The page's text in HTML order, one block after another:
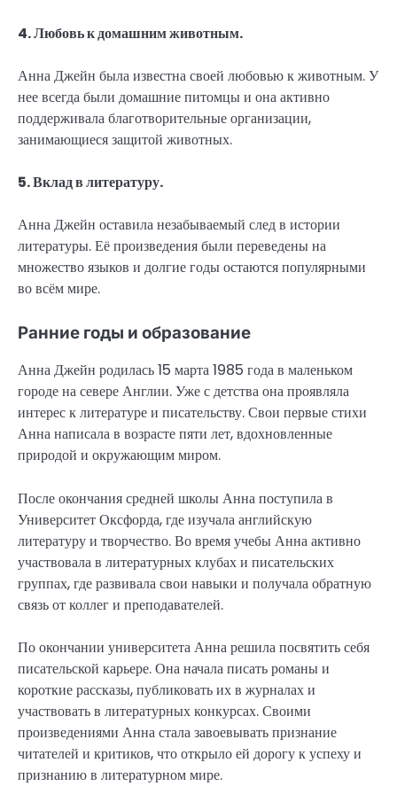
4. Любовь к домашним животным.
Анна Джейн была известна своей любовью к животным. У
нее всегда были домашние питомцы и она активно
поддерживала благотворительные организации,
занимающиеся защитой животных.
5. Вклад в литературу.
Анна Джейн оставила незабываемый след в истории
литературы. Её произведения были переведены на
множество языков и долгие годы остаются популярными
во всём мире.
Ранние годы и образование
Анна Джейн родилась 15 марта 1985 года в маленьком
городе на севере Англии. Уже с детства она проявляла
интерес к литературе и писательству. Свои первые стихи
Анна написала в возрасте пяти лет, вдохновленные
природой и окружающим миром.
После окончания средней школы Анна поступила в
Университет Оксфорда, где изучала английскую
литературу и творчество. Во время учебы Анна активно
участвовала в литературных клубах и писательских
группах, где развивала свои навыки и получала обратную
связь от коллег и преподавателей.
По окончании университета Анна решила посвятить себя
писательской карьере. Она начала писать романы и
короткие рассказы, публиковать их в журналах и
участвовать в литературных конкурсах. Своими
произведениями Анна стала завоевывать признание
читателей и критиков, что открыло ей дорогу к успеху и
признанию в литературном мире.